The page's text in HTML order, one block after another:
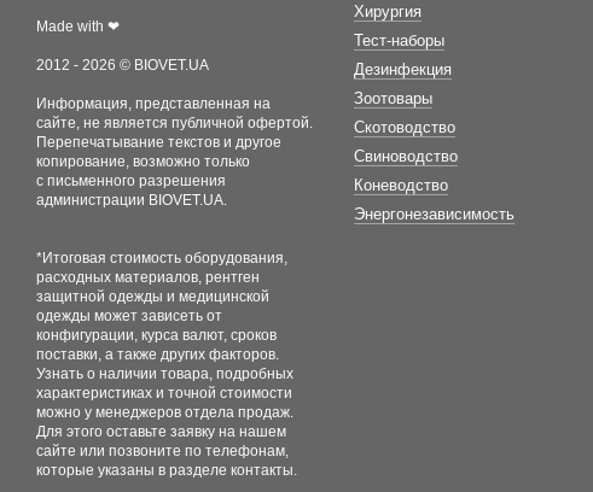
Made with ❤
2012 - 2026 © BIOVET.UA
Информация, представленная на
сайте, не является публичной офертой.
Перепечатывание текстов и другое
копирование, возможно только
с письменного разрешения
администрации BIOVET.UA.
*Итоговая стоимость оборудования,
расходных материалов, рентген
защитной одежды и медицинской
одежды может зависеть от
конфигурации, курса валют, сроков
поставки, а также других факторов.
Узнать о наличии товара, подробных
характеристиках и точной стоимости
можно у менеджеров отдела продаж.
Для этого оставьте заявку на нашем
сайте или позвоните по телефонам,
которые указаны в разделе контакты.
Хирургия
Тест-наборы
Дезинфекция
Зоотовары
Скотоводство
Свиноводство
Коневодство
Энергонезависимость